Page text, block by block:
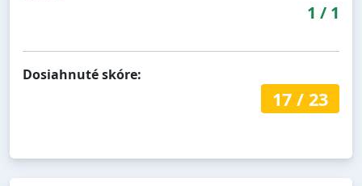
1 / 1
Dosiahnuté skóre:
17/ 23